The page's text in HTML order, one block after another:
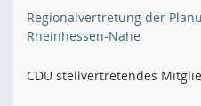
Regionalvertretung der
Rheinhessen-Nahe
CDU stellvertretendes